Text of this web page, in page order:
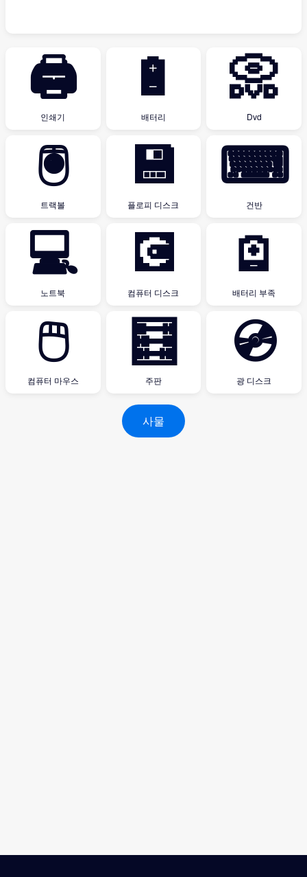
🖨
인쇄기
🔋
배터리
📀
Dvd
🖲
트랙볼
💾
플로피 디스크
⌨
건반
💻
노트북
💽
컴퓨터 디스크
🪫
배터리 부족
🖱
컴퓨터 마우스
🧮
주판
💿
광 디스크
사물